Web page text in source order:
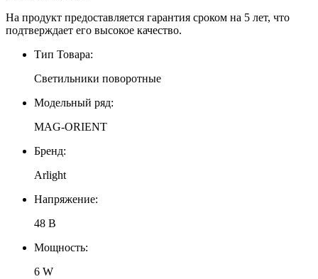
На продукт предоставляется гарантия сроком на 5 лет, что
подтверждает его высокое качество.
Тип Товара:
Светильники поворотные
Модельный ряд:
MAG-ORIENT
Бренд:
Arlight
Напряжение:
48 В
Мощность:
6 W